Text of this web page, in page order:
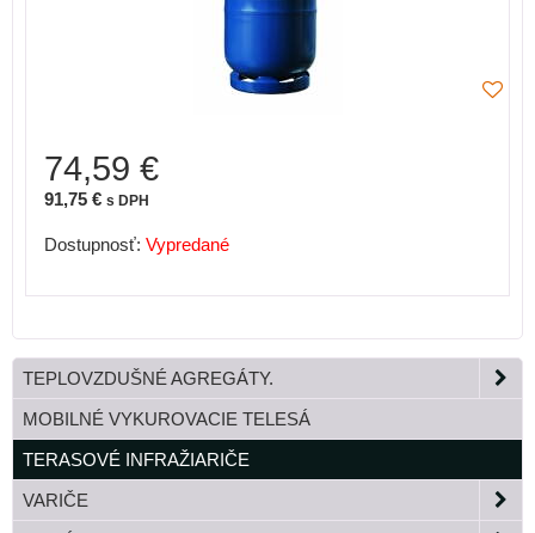
74,59 €
91,75 € s DPH
Dostupnosť: Vypredané
TEPLOVZDUŠNÉ AGREGÁTY.
MOBILNÉ VYKUROVACIE TELESÁ
TERASOVÉ INFRAŽIARIČE
VARIČE